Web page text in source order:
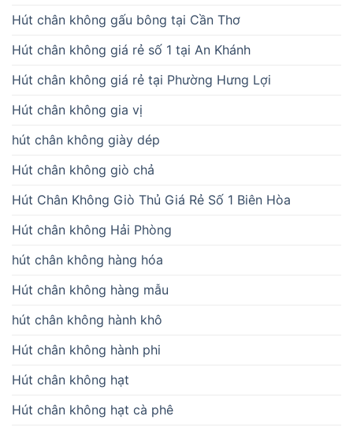
Hút chân không gấu bông tại Cần Thơ
Hút chân không giá rẻ số 1 tại An Khánh
Hút chân không giá rẻ tại Phường Hưng Lợi
Hút chân không gia vị
hút chân không giày dép
Hút chân không giò chả
Hút Chân Không Giò Thủ Giá Rẻ Số 1 Biên Hòa
Hút chân không Hải Phòng
hút chân không hàng hóa
Hút chân không hàng mẫu
hút chân không hành khô
Hút chân không hành phi
Hút chân không hạt
Hút chân không hạt cà phê